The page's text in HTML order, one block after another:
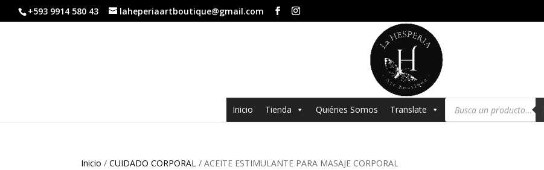
+593 9914 580 43 laheperiaartboutique@gmail.com
Inicio Tienda Quiénes Somos Translate
Búsqueda
productos
Inicio /CUIDADO CORPORAL / ACEITE ESTIMULANTE PARA MASAJE CORPORAL